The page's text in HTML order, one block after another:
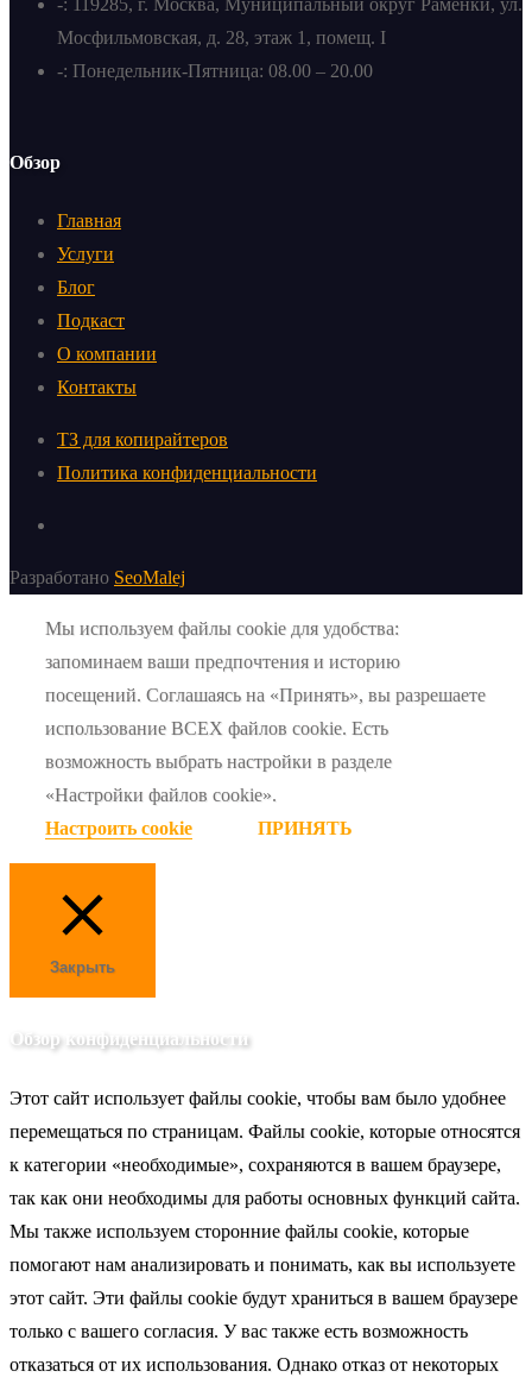
Мосфильмовская, д. 28, этаж 1, помещ. I
-: Понедельник-Пятница: 08.00 – 20.00
Обзор
Главная
Услуги
Блог
Подкаст
О компании
Контакты
ТЗ для копирайтеров
Политика конфиденциальности
Разработано SeoMalej
Мы используем файлы cookie для удобства:
запоминаем ваши предпочтения и историю
посещений. Соглашаясь на «Принять», вы разрешаете
использование ВСЕХ файлов cookie. Есть
возможность выбрать настройки в разделе
«Настройки файлов cookie».
Настроить cookie
ПРИНЯТЬ
Закрыть
Обзор конфиденциальности
Этот сайт использует файлы cookie, чтобы вам было удобнее
перемещаться по страницам. Файлы cookie, которые относятся
к категории «необходимые», сохраняются в вашем браузере,
так как они необходимы для работы основных функций сайта.
Мы также используем сторонние файлы cookie, которые
помогают нам анализировать и понимать, как вы используете
этот сайт. Эти файлы cookie будут храниться в вашем браузере
только с вашего согласия. У вас также есть возможность
отказаться от их использования. Однако отказ от некоторых